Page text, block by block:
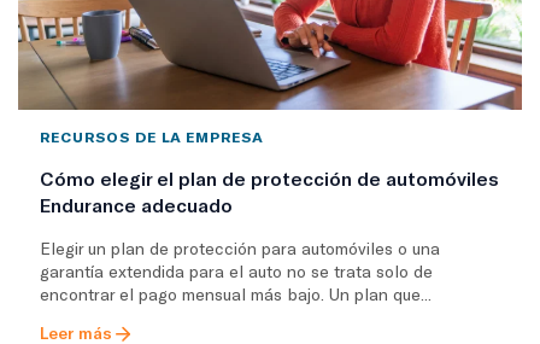
RECURSOS DE LA EMPRESA
Cómo elegir el plan de protección de automóviles
Endurance adecuado
Elegir un plan de protección para automóviles o una
garantía extendida para el auto no se trata solo de
encontrar el pago mensual más bajo. Un plan que...
Leer más